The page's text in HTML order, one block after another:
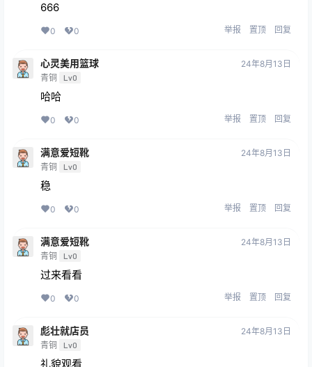
666
0 0 举报 置顶 回复
心灵美用篮球
青铜 Lv0
24年8月13日
哈哈
0 0 举报 置顶 回复
满意爱短靴
青铜 Lv0
24年8月13日
稳
0 0 举报 置顶 回复
满意爱短靴
青铜 Lv0
24年8月13日
过来看看
0 0 举报 置顶 回复
彪壮就店员
青铜 Lv0
24年8月13日
礼貌观看